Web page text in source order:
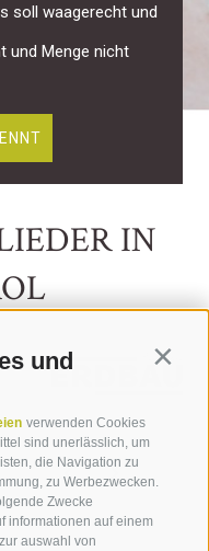
und
verwenden Cookies
sind unerlässlich, um
die Navigation zu
zu Werbezwecken.
Zwecke
informationen auf einem
auswahl von
soll waagerecht und
und Menge nicht
IN